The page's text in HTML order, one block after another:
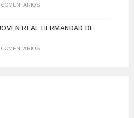
COMENTARIOS
REAL HERMANDAD DE
COMENTARIOS